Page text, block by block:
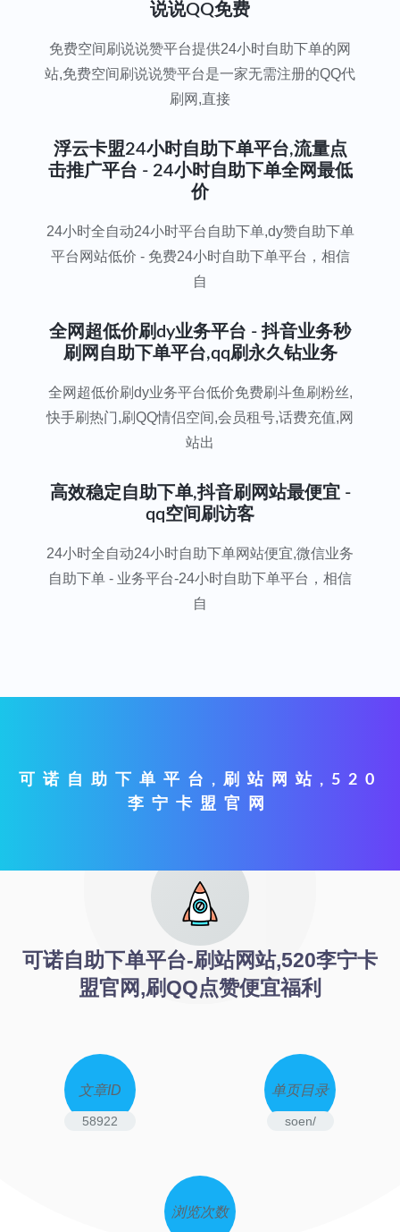
说说QQ免费
免费空间刷说说赞平台提供24小时自助下单的网
站,免费空间刷说说赞平台是一家无需注册的QQ代
刷网,直接
浮云卡盟24小时自助下单平台,流量点
击推广平台 - 24小时自助下单全网最低
价
24小时全自动24小时平台自助下单,dy赞自助下单
平台网站低价 - 免费24小时自助下单平台，相信
自
全网超低价刷dy业务平台 - 抖音业务秒
刷网自助下单平台,qq刷永久钻业务
全网超低价刷dy业务平台低价免费刷斗鱼刷粉丝,
快手刷热门,刷QQ情侣空间,会员租号,话费充值,网
站出
高效稳定自助下单,抖音刷网站最便宜 -
qq空间刷访客
24小时全自动24小时自助下单网站便宜,微信业务
自助下单 - 业务平台-24小时自助下单平台，相信
自
可诺自助下单平台,刷站网站,520
李宁卡盟官网
可诺自助下单平台-刷站网站,520李宁卡
盟官网,刷QQ点赞便宜福利
文章ID
58922
单页目录
soen/
浏览次数